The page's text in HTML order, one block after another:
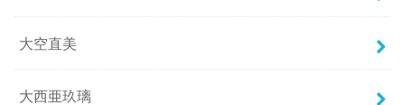
大空直美
大西亜玖璃